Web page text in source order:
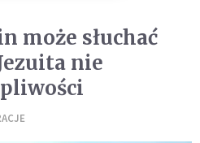
może słuchać
nie